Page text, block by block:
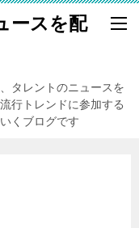
ースを配
タレントのニュースを
行トレンドに参加する
くブログです